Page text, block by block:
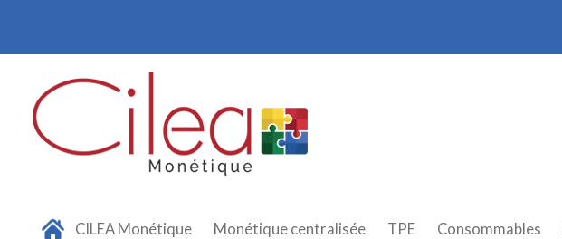
CILEA Monétique Monétique centralisée TPE Consommables